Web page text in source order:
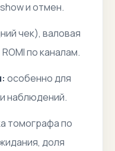
и отмен.
чек), валовая
по каналам.
особенно для
наблюдений.
томографа по
доля